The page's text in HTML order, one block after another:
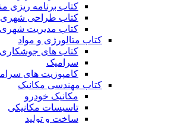
کتاب برنامه ریزی
کتاب طراحی شهری
کتاب مدیریت شهری
کتاب متالورژی و مواد
کتاب های جوشکاری
سرامیک
کامپوزیت های
کتاب مهندسی مکانیک
مکانیک خودرو
تاسیسات مکانیکی
ساخت و تولید